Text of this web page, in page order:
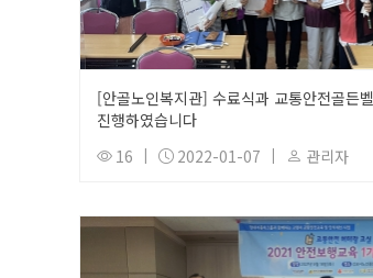
[안골노인복지관] 수료식과 교통안전골든벨
진행하였습니다
16
| 2022-01-07 | 관리자